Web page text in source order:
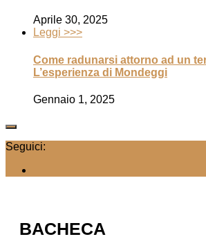
Aprile 30, 2025
Leggi >>>
Come radunarsi attorno ad un
L’esperienza di Mondeggi
Gennaio 1, 2025
Seguici:
BACHECA